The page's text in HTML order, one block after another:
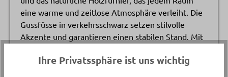
eine warme und zeitlose Atmosphäre verleiht. Die
Gussfüsse in verkehrsschwarz setzen stilvolle
Akzente und garantieren einen stabilen Stand. Mit
bietet dieser Tisch perfekte Ablagefläche bei
Ihre Privatssphäre ist uns wichtig